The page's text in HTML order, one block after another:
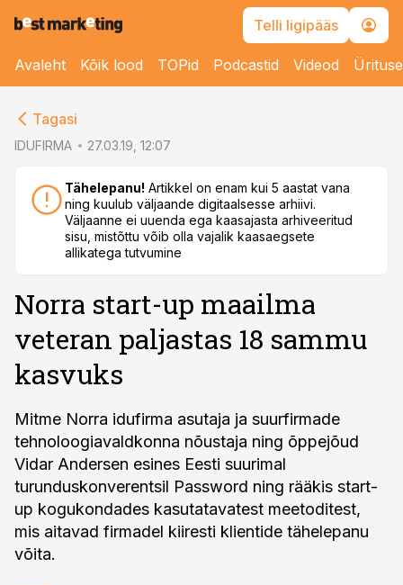
Telli ligipääs
Avaleht Kõik lood TOPid Podcastid Videod
Tagasi
IDUFIRMA 27.03.19, 12:07
Tähelepanu! Artikkel on enam kui 5 aastat vana
ning kuulub väljaande digitaalsesse arhiivi.
Väljaanne ei uuenda ega kaasajasta arhiveeritud
sisu, mistõttu võib olla vajalik kaasaegsete
allikatega tutvumine
Norra start-up maailma
veteran paljastas 18 sammu
kasvuks
Mitme Norra idufirma asutaja ja suurfirmade
tehnoloogiavaldkonna nõustaja ning õppejõud
Vidar Andersen esines Eesti suurimal
turunduskonverentsil Password ning rääkis start-
up kogukondades kasutatavatest meetoditest,
mis aitavad firmadel kiiresti klientide tähelepanu
võita.